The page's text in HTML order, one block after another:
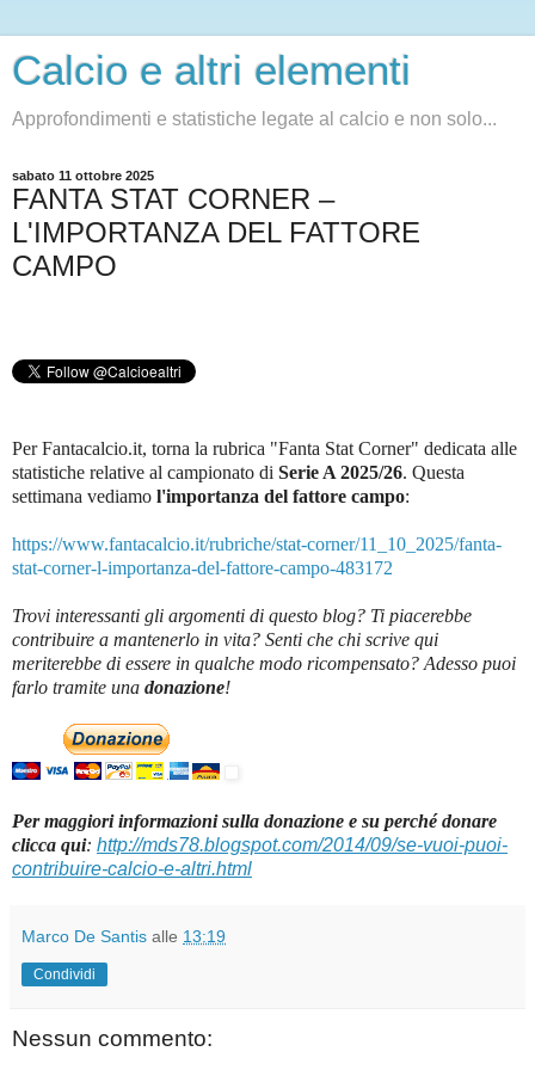
Calcio e altri elementi
Approfondimenti e statistiche legate al calcio e non solo...
sabato 11 ottobre 2025
FANTA STAT CORNER –
L'IMPORTANZA DEL FATTORE
CAMPO
Per Fantacalcio.it, torna la rubrica "Fanta Stat Corner" dedicata alle
statistiche relative al campionato di Serie A 2025/26. Questa
settimana vediamo l'importanza del fattore campo:
https://www.fantacalcio.it/rubriche/stat-corner/11_10_2025/fanta-
stat-corner-l-importanza-del-fattore-campo-483172
Trovi interessanti gli argomenti di questo blog? Ti piacerebbe
contribuire a mantenerlo in vita? Senti che chi scrive qui
meriterebbe di essere in qualche modo ricompensato? Adesso puoi
farlo tramite una donazione!
Per maggiori informazioni sulla donazione e su perché donare
clicca qui: http://mds78.blogspot.com/2014/09/se-vuoi-puoi-
contribuire-calcio-e-altri.html
Marco De Santis alle 13:19
Condividi
Nessun commento: